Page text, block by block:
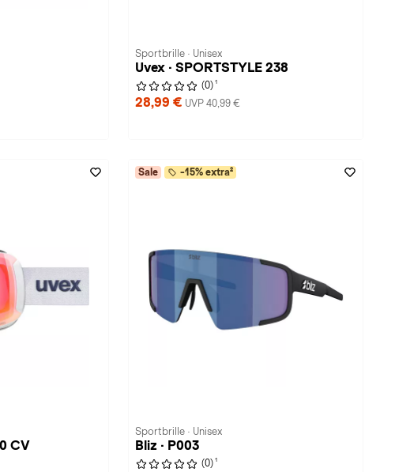
Sportbrille · Unisex
Uvex · SPORTSTYLE 238
(0) 1
28,99 € UVP 40,99 €
CV
Sale -15% extra²
Sportbrille · Unisex
Bliz · P003
(0) 1